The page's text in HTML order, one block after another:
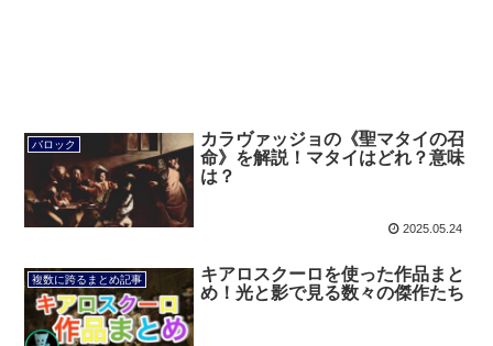
バロック
カラヴァッジョの《聖マタイの召
命》を解説！マタイはどれ？意味
は？
2025.05.24
複数に跨るまとめ記事
キアロスクーロを使った作品まと
め！光と影で見る数々の傑作たち